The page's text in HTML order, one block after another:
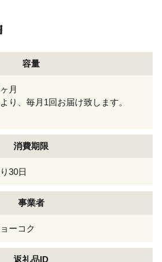
容量
月
り、毎月1回お届け致します。
消費期限
30日
事業者
ーコク
返礼品ID